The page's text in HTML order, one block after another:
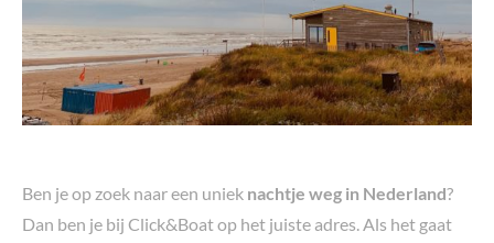
Ben je op zoek naar een uniek nachtje weg in Nederland?
Dan ben je bij Click&Boat op het juiste adres. Als het gaat